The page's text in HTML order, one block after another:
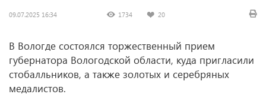
09.07.2025 16:34 1734 20
В Вологде состоялся торжественный прием
губернатора Вологодской области, куда пригласили
стобалльников, а также золотых и серебряных
медалистов.